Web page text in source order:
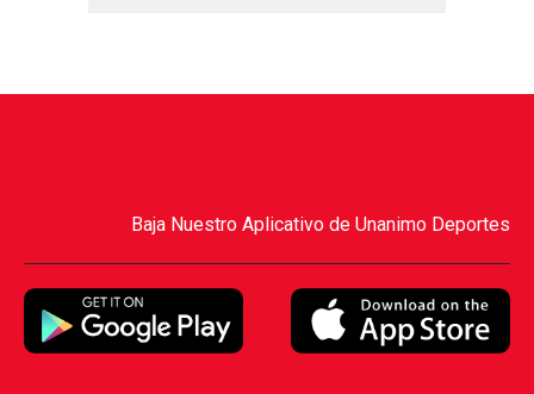
Baja Nuestro Aplicativo de Unanimo Deportes